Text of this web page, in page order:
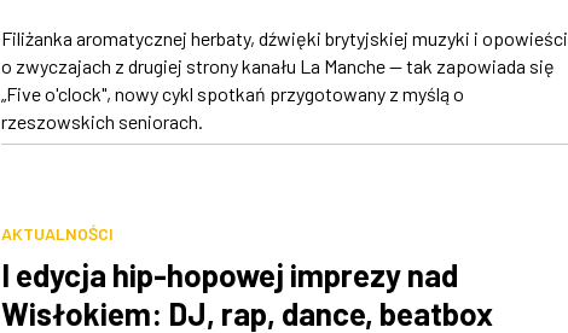
Filiżanka aromatycznej herbaty, dźwięki brytyjskiej muzyki i opowieści
o zwyczajach z drugiej strony kanału La Manche — tak zapowiada się
„Five o'clock", nowy cykl spotkań przygotowany z myślą o
rzeszowskich seniorach.
AKTUALNOŚCI
I edycja hip-hopowej imprezy nad
Wisłokiem: DJ, rap, dance, beatbox